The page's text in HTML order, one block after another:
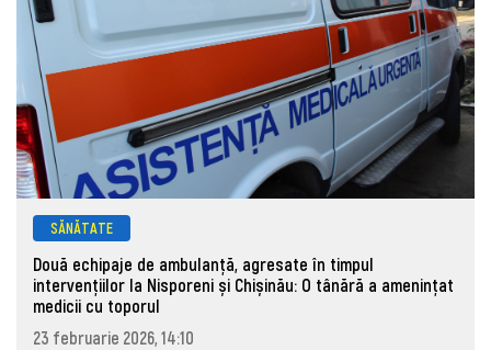
SĂNĂTATE
Două echipaje de ambulanță, agresate în timpul
intervențiilor la Nisporeni și Chișinău: O tânără a ameninţat
medicii cu toporul
23 februarie 2026, 14:10